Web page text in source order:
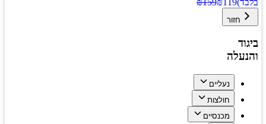
חזור
ביגוד
והנעלה
נעליים
חולצות
מכנסיים